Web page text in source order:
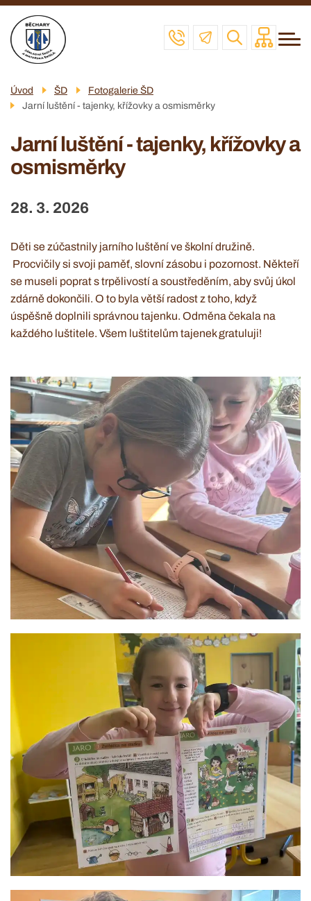
Přejít
hlavnímu
obsahu
Menu
navigace
MŠ
ŠJ
POVINNÉ INFO
Úvod ŠD
Fotogalerie ŠD
Jarní luštění - tajenky, křížovky a osmisměrky
Jarní luštění - tajenky, křížovky a
osmisměrky
28. 3. 2026
Děti se zúčastnily jarního luštění ve školní družině.
Procvičily si svoji paměť, slovní zásobu i pozornost. Někteří
se museli poprat s trpělivostí a soustředěním, aby svůj úkol
zdárně dokončili. O to byla větší radost z toho, když
úspěšně doplnili správnou tajenku. Odměna čekala na
každého luštitele. Všem luštitelům tajenek gratuluji!